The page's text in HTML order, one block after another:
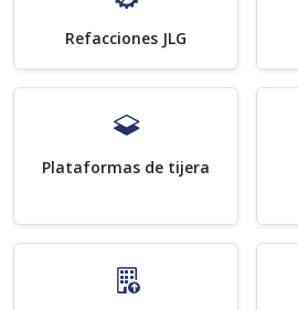
Refacciones JLG
Plataformas de tijera